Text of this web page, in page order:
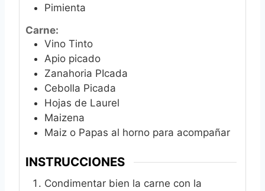
Pimienta
Carne:
Vino Tinto
Apio picado
Zanahoria PIcada
Cebolla Picada
Hojas de Laurel
Maizena
Maiz o Papas al horno para acompañar
INSTRUCCIONES
Condimentar bien la carne con la